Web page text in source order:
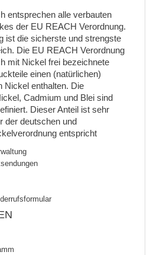
entsprechen alle verbauten
der EU REACH Verordnung.
ist die sicherste und strengste
Die EU REACH Verordnung
mit Nickel frei bezeichnete
einen (natürlichen)
Nickel enthalten. Die
Cadmium und Blei sind
Dieser Anteil ist sehr
der deutschen und
entspricht